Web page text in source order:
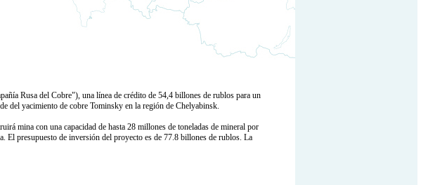
Rusa del Cobre"), una línea de crédito de 54,4 billones de rublos para un
del yacimiento de cobre Tominsky en la región de Chelyabinsk.
mina con una capacidad de hasta 28 millones de toneladas de mineral por
El presupuesto de inversión del proyecto es de 77.8 billones de rublos. La